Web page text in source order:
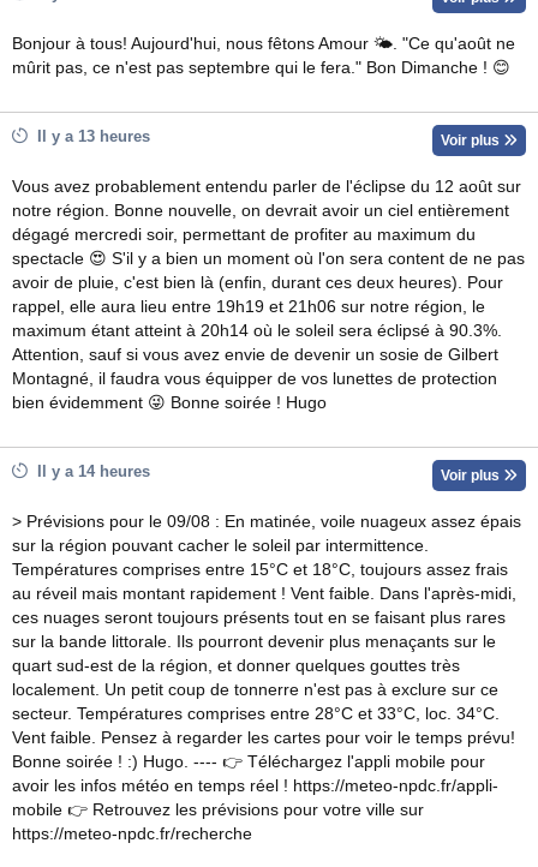
Bonjour à tous! Aujourd'hui, nous fêtons Amour 🌤. "Ce qu'août ne
mûrit pas, ce n'est pas septembre qui le fera." Bon Dimanche ! 😊
Il y a 13 heures Voir plus
Vous avez probablement entendu parler de l'éclipse du 12 août sur
notre région. Bonne nouvelle, on devrait avoir un ciel entièrement
dégagé mercredi soir, permettant de profiter au maximum du
spectacle 😍 S'il y a bien un moment où l'on sera content de ne pas
avoir de pluie, c'est bien là (enfin, durant ces deux heures). Pour
rappel, elle aura lieu entre 19h19 et 21h06 sur notre région, le
maximum étant atteint à 20h14 où le soleil sera éclipsé à 90.3%.
Attention, sauf si vous avez envie de devenir un sosie de Gilbert
Montagné, il faudra vous équipper de vos lunettes de protection
bien évidemment 😜 Bonne soirée ! Hugo
Il y a 14 heures Voir plus
> Prévisions pour le 09/08 : En matinée, voile nuageux assez épais
sur la région pouvant cacher le soleil par intermittence.
Températures comprises entre 15°C et 18°C, toujours assez frais
au réveil mais montant rapidement ! Vent faible. Dans l'après-midi,
ces nuages seront toujours présents tout en se faisant plus rares
sur la bande littorale. Ils pourront devenir plus menaçants sur le
quart sud-est de la région, et donner quelques gouttes très
localement. Un petit coup de tonnerre n'est pas à exclure sur ce
secteur. Températures comprises entre 28°C et 33°C, loc. 34°C.
Vent faible. Pensez à regarder les cartes pour voir le temps prévu!
Bonne soirée ! :) Hugo. ---- 👉 Téléchargez l'appli mobile pour
avoir les infos météo en temps réel ! https://meteo-npdc.fr/appli-
mobile 👉 Retrouvez les prévisions pour votre ville sur
https://meteo-npdc.fr/recherche